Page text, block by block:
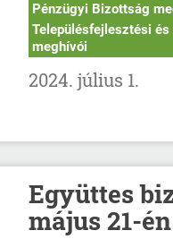
Pénzügyi Bizottság
Településfejlesztési
meghívói
2024. július 1.
Együttes
május 21-